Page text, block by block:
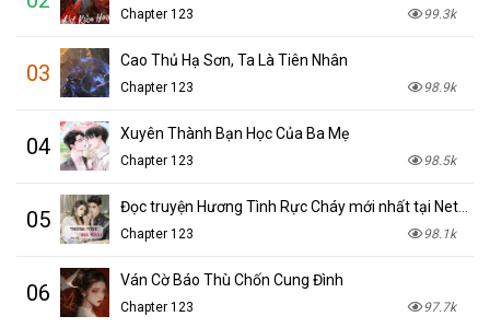
Chapter 123 99.3k
03 Cao Thủ Hạ Sơn, Ta Là Tiên Nhân
Chapter 123 98.9k
04 Xuyên Thành Bạn Học Của Ba Mẹ
Chapter 123 98.5k
05
Chapter 123 98.1k
06 Ván Cờ Báo Thù Chốn Cung Đình
Chapter 123 97.7k